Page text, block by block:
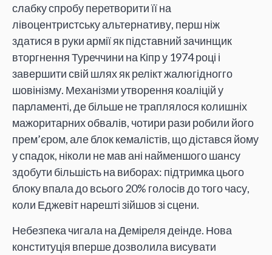
слабку спробу перетворити її на
лівоцентристську альтернативу, перш ніж
здатися в руки армії як підставний зачинщик
вторгнення Туреччини на Кіпр у 1974 році і
завершити свій шлях як релікт жалюгідногго
шовінізму. Механізми утворення коаліцій у
парламенті, де більше не траплялося колишніх
мажоритарних обвалів, чотири рази робили його
прем’єром, але блок кемалістів, що дістався йому
у спадок, ніколи не мав ані найменшого шансу
здобути більшість на виборах: підтримка цього
блоку впала до всього 20% голосів до того часу,
коли Еджевіт нарешті зійшов зі сцени.
Небезпека чигала на Деміреля деінде. Нова
конституція вперше дозволила висувати